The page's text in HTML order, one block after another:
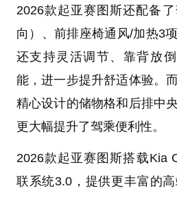
2026款起亚赛图斯还配备
向）、前排座椅通风/加热3
还支持灵活调节、靠背放
能，进一步提升舒适体验。
精心设计的储物格和后排中
更大幅提升了驾乘便利性。
2026款起亚赛图斯搭载Kia
联系统3.0，提供更丰富的